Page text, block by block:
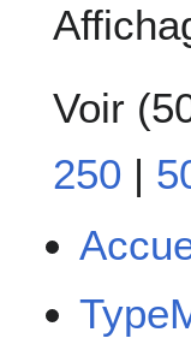
Voir (
250 |